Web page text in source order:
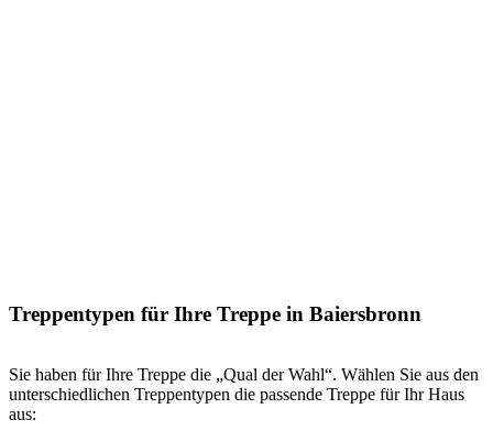
Treppentypen für Ihre Treppe in Baiersbronn
Sie haben für Ihre Treppe die „Qual der Wahl“. Wählen Sie aus den
unterschiedlichen Treppentypen die passende Treppe für Ihr Haus
aus: